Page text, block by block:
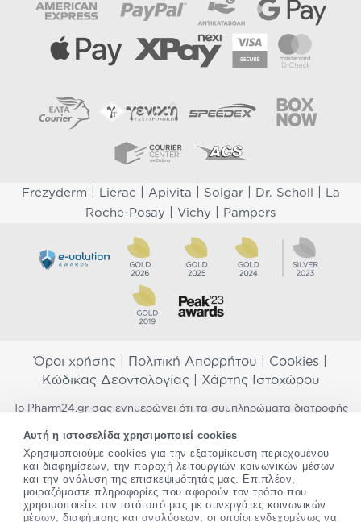
Αυτή η ιστοσελίδα χρησιμοποιεί cookies
Χρησιμοποιούμε cookies για την εξατομίκευση περιεχομένου
και διαφημίσεων, την παροχή λειτουργιών κοινωνικών μέσων
και την ανάλυση της επισκεψιμότητάς μας. Επιπλέον,
μοιραζόμαστε πληροφορίες που αφορούν τον τρόπο που
χρησιμοποιείτε τον ιστότοπό μας με συνεργάτες κοινωνικών
μέσων, διαφήμισης και αναλύσεων, οι οποίοι ενδεχομένως να
Frezyderm Lierac Apivita Solgar| Dr. Scholl
La
Roche-Posay
Vichy Pampers
Όροι χρήσης Πολιτική Απορρήτου Cookies
Κώδικας Δεοντολογίας| Χάρτης Ιστοχώρου
Το Pharm24.gr σας ενημερώνει ότι τα συμπληρώματα διατροφής
προορίζονται για την πρόληψη, αγωγή ή θεραπεία ανθρώπινης
νόσου. Συμβουλευτείτε τον γιατρό σας εάν είστε έγκυος,
θηλάζετε, ακολουθείτε παράλληλα φαρμακευτική αγωγή ή
αντιμετωπίζετε προβλήματα υγείας πριν χρησιμοποιήσετε
οποιοδήποτε συμπλήρωμα διατροφής. Προσπαθούμε διαρκώς να
σας παρέχουμε ακριβείς και έγκυρες πληροφορίες. Σε περίπτωση